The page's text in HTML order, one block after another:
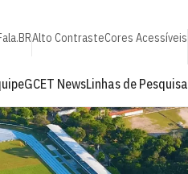
Alto ContrasteCores Acessíveis
GCET NewsLinhas de Pesquisa